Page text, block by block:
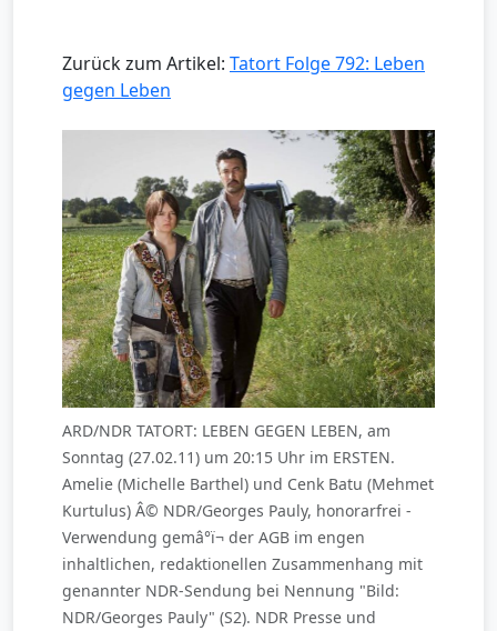
Zurück zum Artikel: Tatort Folge 792: Leben
gegen Leben
ARD/NDR TATORT: LEBEN GEGEN LEBEN, am
Sonntag (27.02.11) um 20:15 Uhr im ERSTEN.
Amelie (Michelle Barthel) und Cenk Batu (Mehmet
Kurtulus) Â© NDR/Georges Pauly, honorarfrei -
Verwendung gemâ°ï¬ der AGB im engen
inhaltlichen, redaktionellen Zusammenhang mit
genannter NDR-Sendung bei Nennung "Bild:
NDR/Georges Pauly" (S2). NDR Presse und